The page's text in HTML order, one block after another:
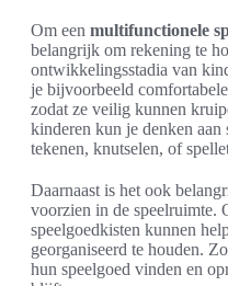
Om een multifunctionele
belangrijk om rekening te
ontwikkelingsstadia van
je bijvoorbeeld
zodat ze veilig kunnen
kinderen kun je denken aan
tekenen, knutselen, of
Daarnaast is het ook
voorzien in de speelruimte.
speelgoedkisten kunnen
georganiseerd te houden.
hun speelgoed vinden en